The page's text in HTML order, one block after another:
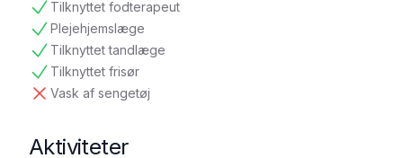
Tilknyttet fodterapeut
tilgængelig
Plejehjemslæge
tilgængelig
Tilknyttet tandlæge
tilgængelig
Tilknyttet frisør
tilgængelig
Vask af sengetøj
ikke tilgængelig
Aktiviteter